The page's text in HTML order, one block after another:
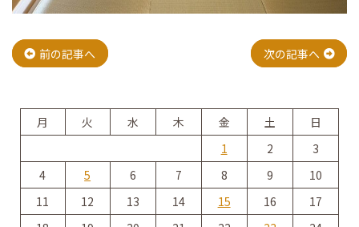
投
稿
ナ
前の記事へ 次の記事へ
月 火 水 木 金 土
日
1
2
3
4
5 6 7 8 9
10
11
12 13 14 15 16
17